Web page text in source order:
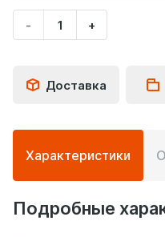
-
Укажите
количество
+
Доставка
Подробная
информация
о
товаре
Характеристики
Подробные